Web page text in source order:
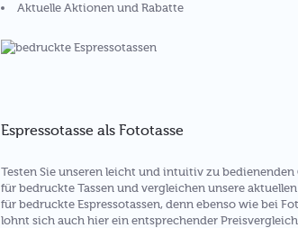
Aktuelle Aktionen und Rabatte
Espressotasse als Fototasse
Testen Sie unseren leicht und intuitiv zu bedienenden
für bedruckte Tassen und vergleichen unsere
für bedruckte Espressotassen, denn ebenso wie bei
lohnt sich auch hier ein entsprechender